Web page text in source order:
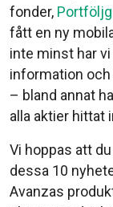
fonder,
fått en ny
inte minst har
information
– bland annat
alla aktier hittat
Vi hoppas att
dessa 10
Avanzas